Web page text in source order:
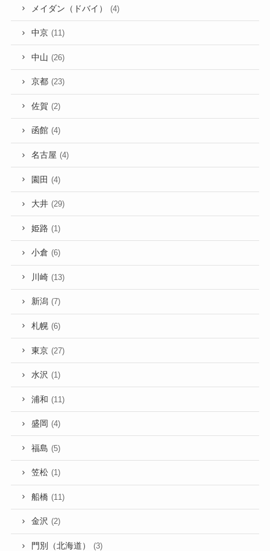
メイダン（ドバイ） (4)
中京 (11)
中山 (26)
京都 (23)
佐賀 (2)
函館 (4)
名古屋 (4)
園田 (4)
大井 (29)
姫路 (1)
小倉 (6)
川崎 (13)
新潟 (7)
札幌 (6)
東京 (27)
水沢 (1)
浦和 (11)
盛岡 (4)
福島 (5)
笠松 (1)
船橋 (11)
金沢 (2)
門別（北海道） (3)